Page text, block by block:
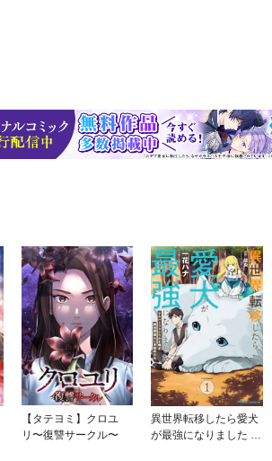
【タテヨミ】クロユ
リ〜復讐サークル〜
異世界転移したら愛犬
が最強になりました ～